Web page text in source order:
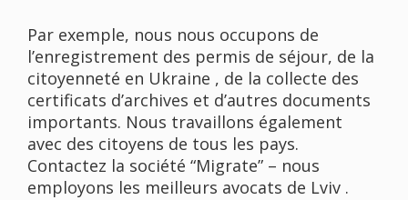
Par exemple, nous nous occupons de
l’enregistrement des permis de séjour, de la
citoyenneté en Ukraine , de la collecte des
certificats d’archives et d’autres documents
importants. Nous travaillons également
avec des citoyens de tous les pays.
Contactez la société “Migrate” – nous
employons les meilleurs avocats de Lviv .